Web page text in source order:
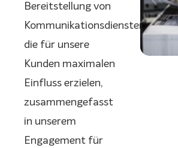
Bereitstellung von
Kommunikationsdiensten,
die für unsere
Kunden maximalen
Einfluss erzielen,
zusammengefasst
in unserem
Engagement für